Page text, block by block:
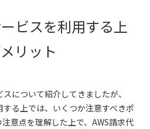
ビスを利用する上
リット
について紹介してきましたが、
る上では、いくつか注意すべきポ
意点を理解した上で、AWS請求代